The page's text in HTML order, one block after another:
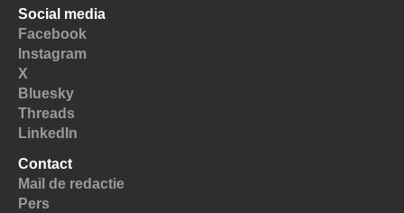
Social media
Facebook
Instagram
X
Bluesky
Threads
LinkedIn
Contact
Mail de redactie
Pers